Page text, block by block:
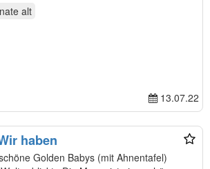
alt
13.07.22
haben